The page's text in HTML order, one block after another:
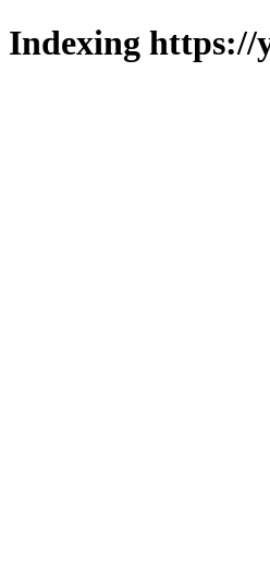
Indexing https://